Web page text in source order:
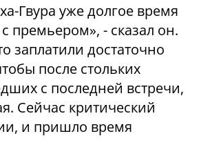
Гвура уже долгое время
премьером», - сказал он.
заплатили достаточно
после стольких
с последней встречи,
Сейчас критический
и пришло время